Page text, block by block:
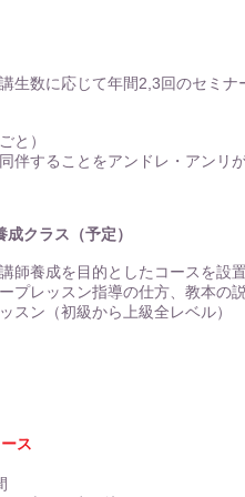
数に応じて年間2,3回のセミナ
と）
することをアンドレ・アンリ
クラス（予定）
師養成を目的としたコースを設
プレッスン指導の仕方、教本の
ン（初級から上級全レベル）
ス